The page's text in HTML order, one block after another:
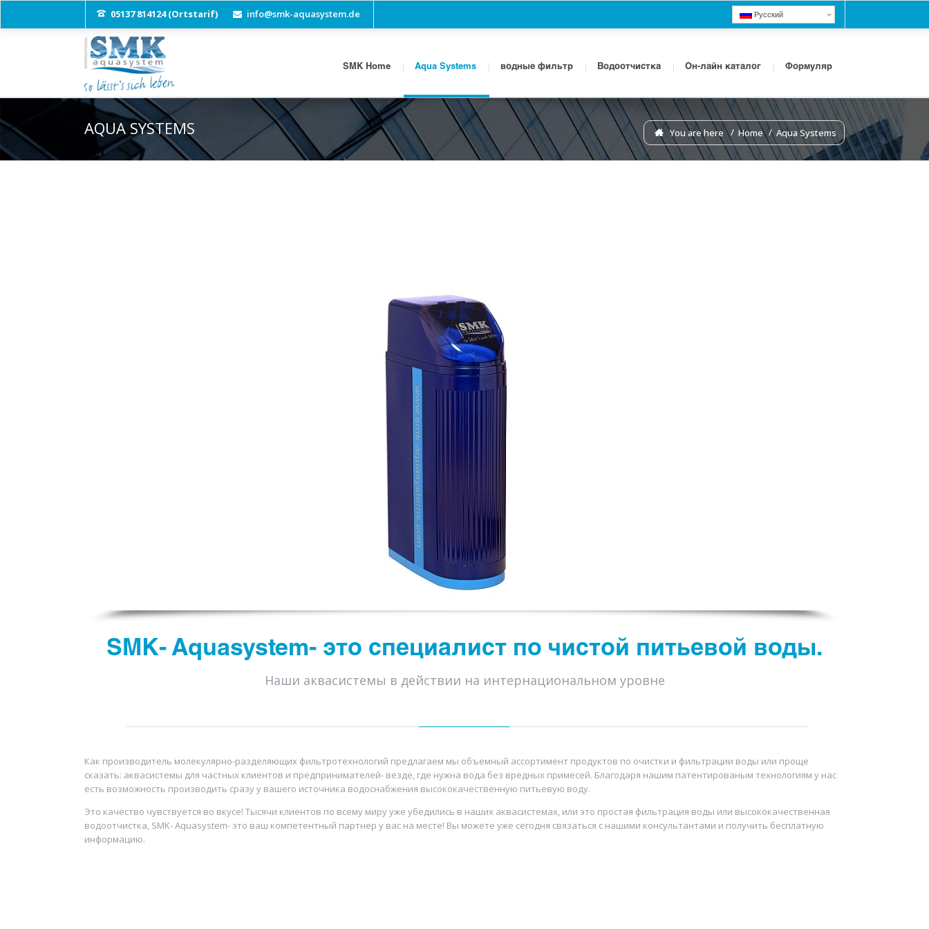
05137 814124 (Ortstarif) info@smk-aquasystem.de Русский
SMK Home Aqua Systems водные фильтр Водоотчистка Он-лайн каталог Формуляр
AQUA SYSTEMS You are here Home Aqua Systems
SMK- Aquasystem- это специалист по чистой питьевой воды.
Наши аквасистемы в действии на интернациональном уровне
Как производитель молекулярно-разделяющих фильтротехнологий предлагаем мы объемный ассортимент продуктов по очистки и фильтрации воды или проще
сказать: аквасистемы для частных клиентов и предпринимателей- везде, где нужна вода без вредных примесей. Благодаря нашим патентированым технологиям у нас
есть возможность производить сразу у вашего источника водоснабжения высококачественную питьевую воду.
Это качество чувствуется во вкусе! Тысячи клиентов по всему миру уже убедились в наших аквасистемах, или это простая фильтрация воды или высококачественная
водоотчистка, SMK- Aquasystem- это ваш компетентный партнер у вас на месте! Вы можете уже сегодня связаться с нашими консультантами и получить бесплатную
информацию.